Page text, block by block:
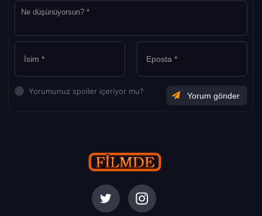
Yorumunuz spoiler içeriyor mu?